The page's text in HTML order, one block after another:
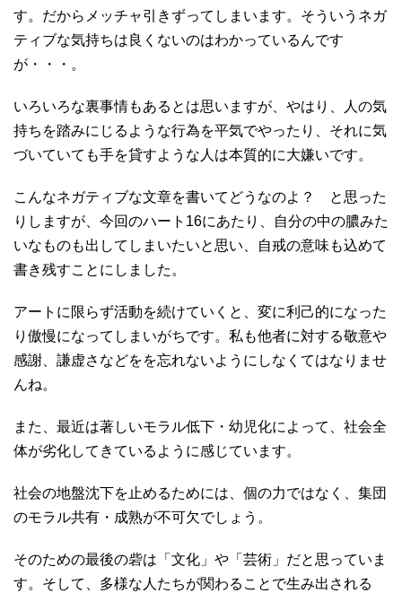
す。だからメッチャ引きずってしまいます。そういうネガ
ティブな気持ちは良くないのはわかっているんです
が・・・。
いろいろな裏事情もあるとは思いますが、やはり、人の気
持ちを踏みにじるような行為を平気でやったり、それに気
づいていても手を貸すような人は本質的に大嫌いです。
こんなネガティブな文章を書いてどうなのよ？ と思った
りしますが、今回のハート16にあたり、自分の中の膿みた
いなものも出してしまいたいと思い、自戒の意味も込めて
書き残すことにしました。
アートに限らず活動を続けていくと、変に利己的になった
り傲慢になってしまいがちです。私も他者に対する敬意や
感謝、謙虚さなどをを忘れないようにしなくてはなりませ
んね。
また、最近は著しいモラル低下・幼児化によって、社会全
体が劣化してきているように感じています。
社会の地盤沈下を止めるためには、個の力ではなく、集団
のモラル共有・成熟が不可欠でしょう。
そのための最後の砦は「文化」や「芸術」だと思っていま
す。そして、多様な人たちが関わることで生み出される